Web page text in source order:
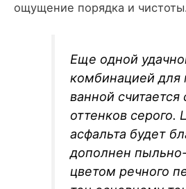
ощущение порядка и чистоты.
Еще одной
комбинацией для
ванной считается
оттенков серого.
асфальта будет
дополнен
цветом речного